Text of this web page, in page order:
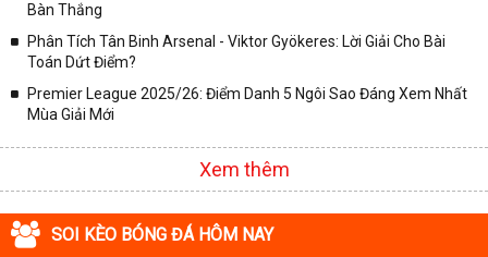
✓ U23 Châu Á;
✓ Euro 2020;
✓ VLWC KV Châu Á;
✓ Các giải đấu bóng đá khác.
Vì vậy, đồng hành cùng với chuyên trang
sẽ không bỏ lỡ bất kỳ trận đấu bóng đá nào, đặc biệt là những trận
Bàn Thắng
Phân Tích Tân Binh Arsenal - Viktor Gyökeres: Lời Giải Cho Bài
Toán Dứt Điểm?
Premier League 2025/26: Điểm Danh 5 Ngôi Sao Đáng Xem Nhất
Mùa Giải Mới
Xem thêm
SOI KÈO BÓNG ĐÁ HÔM NAY